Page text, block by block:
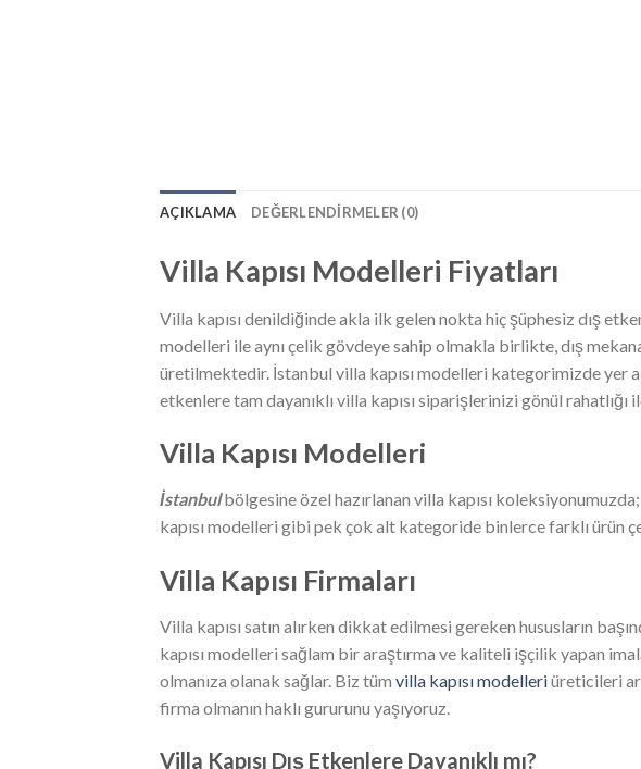
AÇIKLAMA DEĞERLENDIRMELER (0)
Villa Kapısı Modelleri Fiyatları
Villa kapısı denildiğinde akla ilk gelen nokta hiç şüphesiz dış
modelleri ile aynı çelik gövdeye sahip olmakla birlikte, dış
üretilmektedir. İstanbul villa kapısı modelleri kategorimizde yer
etkenlere tam dayanıklı villa kapısı siparişlerinizi gönül
Villa Kapısı Modelleri
İstanbulbölgesine özel hazırlanan villa kapısı
kapısı modelleri gibi pek çok alt kategoride binlerce farklı ürün
Villa Kapısı Firmaları
Villa kapısı satın alırken dikkat edilmesi gereken hususların
kapısı modelleri sağlam bir araştırma ve kaliteli işçilik yapan
olmanıza olanak sağlar. Biz tüm villa kapısı modelleriüreticileri
firma olmanın haklı gururunu yaşıyoruz.
Villa Kapısı Dış Etkenlere Dayanıklı mı?